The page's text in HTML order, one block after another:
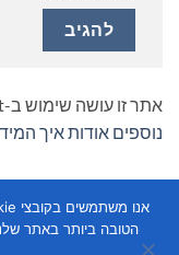
אתר זו עושה שימוש ב-Akismet כדי לסנן תגובות זבל.
נוספים אודות איך
הטובה ביותר באתר